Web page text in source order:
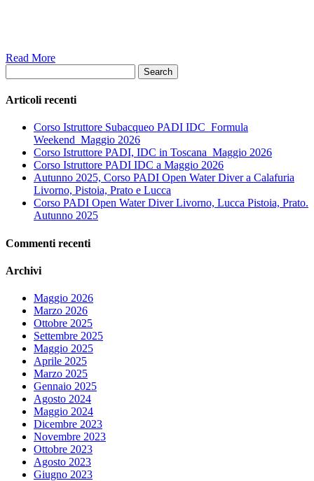
Read More
Search
Articoli recenti
Corso Istruttore Subacqueo PADI IDC_Formula
Weekend_Maggio 2026
Corso Istruttore PADI, IDC in Toscana_Maggio 2026
Corso Istruttore PADI IDC a Maggio 2026
Autunno 2025, Corso PADI Open Water Diver a Calafuria
Livorno, Pistoia, Prato e Lucca
Corso PADI Open Water Diver Livorno, Lucca Pistoia, Prato.
Autunno 2025
Commenti recenti
Archivi
Maggio 2026
Marzo 2026
Ottobre 2025
Settembre 2025
Maggio 2025
Aprile 2025
Marzo 2025
Gennaio 2025
Agosto 2024
Maggio 2024
Dicembre 2023
Novembre 2023
Ottobre 2023
Agosto 2023
Giugno 2023